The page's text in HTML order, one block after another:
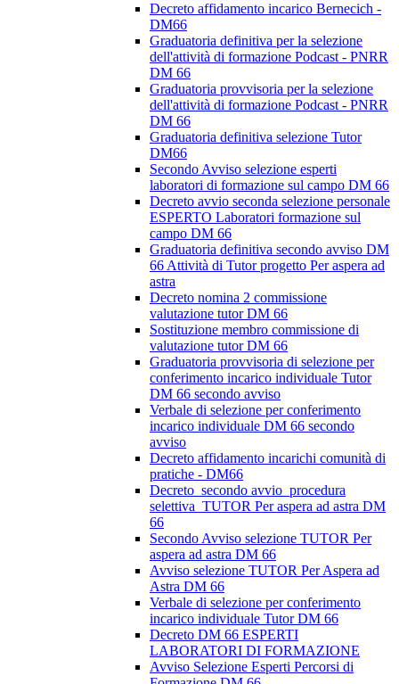
Decreto affidamento incarico Bernecich -
DM66
Graduatoria definitiva per la selezione
dell'attività di formazione Podcast - PNRR
DM 66
Graduatoria provvisoria per la selezione
dell'attività di formazione Podcast - PNRR
DM 66
Graduatoria definitiva selezione Tutor
DM66
Secondo Avviso selezione esperti
laboratori di formazione sul campo DM 66
Decreto avvio seconda selezione personale
ESPERTO Laboratori formazione sul
campo DM 66
Graduatoria definitiva secondo avviso DM
66 Attività di Tutor progetto Per aspera ad
astra
Decreto nomina 2 commissione
valutazione tutor DM 66
Sostituzione membro commissione di
valutazione tutor DM 66
Graduatoria provvisoria di selezione per
conferimento incarico individuale Tutor
DM 66 secondo avviso
Verbale di selezione per conferimento
incarico individuale DM 66 secondo
avviso
Decreto affidamento incarichi comunità di
pratiche - DM66
Decreto_secondo avvio_procedura
selettiva_TUTOR Per aspera ad astra DM
66
Secondo Avviso selezione TUTOR Per
aspera ad astra DM 66
Avviso selezione TUTOR Per Aspera ad
Astra DM 66
Verbale di selezione per conferimento
incarico individuale Tutor DM 66
Decreto DM 66 ESPERTI
LABORATORI DI FORMAZIONE
Avviso Selezione Esperti Percorsi di